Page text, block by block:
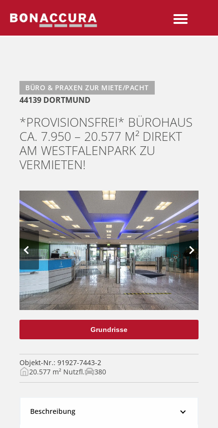
BÜRO & PRAXEN ZUR MIETE/PACHT
44139 DORTMUND
*PROVISIONSFREI* BÜROHAUS
CA. 7.950 – 20.577 M² DIREKT
AM WESTFALENPARK ZU
VERMIETEN!
Grundrisse
Objekt-Nr.: 91927-7443-2
20.577 m² Nutzfl.
380
Beschreibung